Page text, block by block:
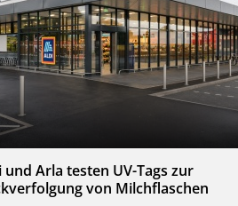
und Arla testen UV-Tags zur
von Milchflaschen